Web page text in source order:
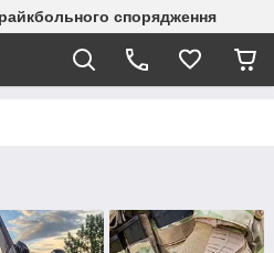
спорядження